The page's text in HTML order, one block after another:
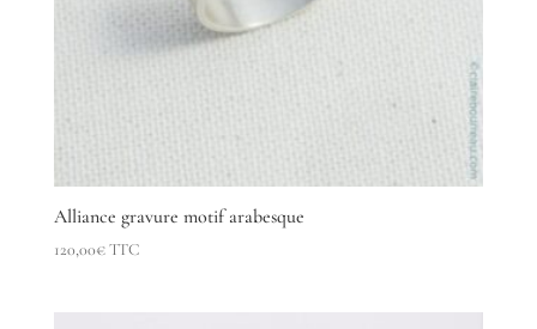
Alliance gravure motif arabesque
120,00€TTC